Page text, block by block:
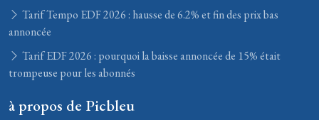
Tarif Tempo EDF 2026 : hausse de 6.2% et fin des prix bas
annoncée
Tarif EDF 2026 : pourquoi la baisse annoncée de 15% était
trompeuse pour les abonnés
à propos de Picbleu